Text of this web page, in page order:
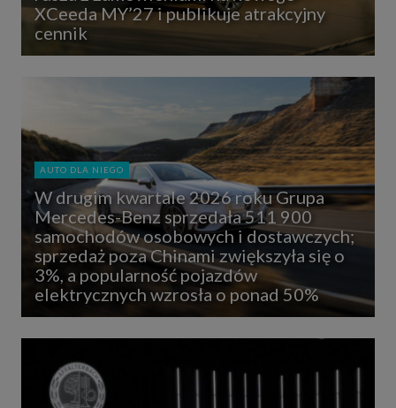
XCeeda MY’27 i publikuje atrakcyjny
cennik
AUTO DLA NIEGO
W drugim kwartale 2026 roku Grupa
Mercedes-Benz sprzedała 511 900
samochodów osobowych i dostawczych;
sprzedaż poza Chinami zwiększyła się o
3%, a popularność pojazdów
elektrycznych wzrosła o ponad 50%